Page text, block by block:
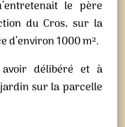
le père
du Cros, sur la
d’environ 1000 m².
délibéré et à
sur la parcelle